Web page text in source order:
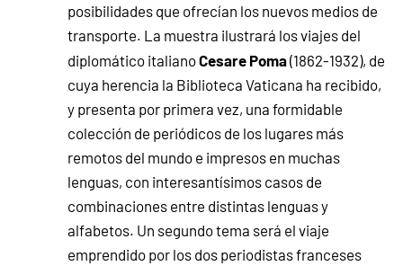
posibilidades que ofrecían los nuevos medios de
transporte. La muestra ilustrará los viajes del
diplomático italianoCesare Poma(1862-1932), de
cuya herencia la Biblioteca Vaticana ha recibido,
y presenta por primera vez, una formidable
colección de periódicos de los lugares más
remotos del mundo e impresos en muchas
lenguas, con interesantísimos casos de
combinaciones entre distintas lenguas y
alfabetos. Un segundo tema será el viaje
emprendido por los dos periodistas franceses